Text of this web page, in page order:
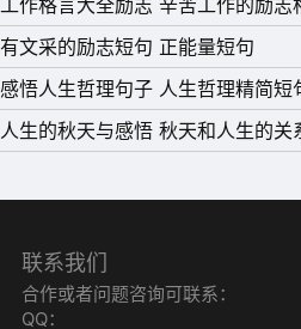
工作格言大全励志 辛苦工作的励志
有文采的励志短句 正能量短句
感悟人生哲理句子 人生哲理精简短
人生的秋天与感悟 秋天和人生的关
联系我们
合作或者问题咨询可联系：
QQ：